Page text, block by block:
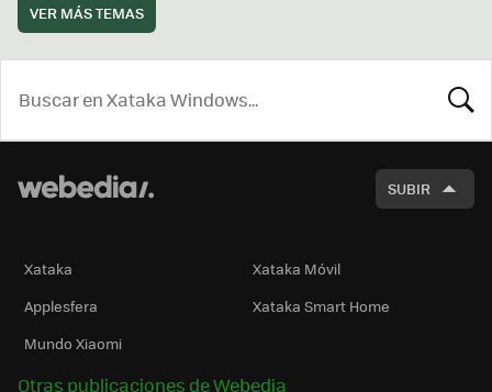
VER MÁS TEMAS
SUBIR
Xataka
Xataka Móvil
Applesfera
Xataka Smart Home
Mundo Xiaomi
Otras publicaciones de Webedia